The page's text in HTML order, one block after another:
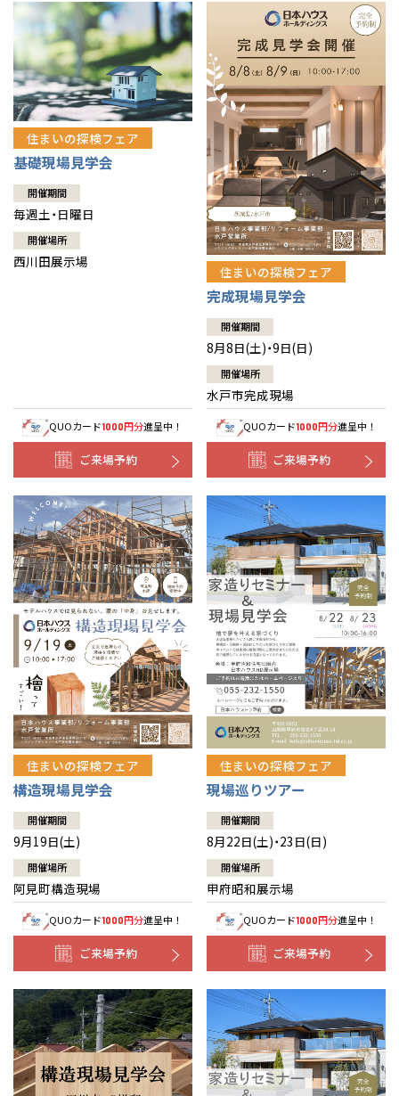
住まいの探検フェア
基礎現場見学会
開催期間
毎週土・日曜日
開催場所
西川田展示場
QUOカード1000円分進呈中！
ご来場予約
住まいの探検フェア
完成現場見学会
開催期間
8月8日(土)・9日(日)
開催場所
水戸市完成現場
QUOカード1000円分進呈中！
ご来場予約
住まいの探検フェア
構造現場見学会
開催期間
9月19日(土)
開催場所
阿見町構造現場
QUOカード1000円分進呈中！
ご来場予約
住まいの探検フェア
現場巡りツアー
開催期間
8月22日(土)・23日(日)
開催場所
甲府昭和展示場
QUOカード1000円分進呈中！
ご来場予約